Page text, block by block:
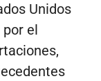
Unidos
el